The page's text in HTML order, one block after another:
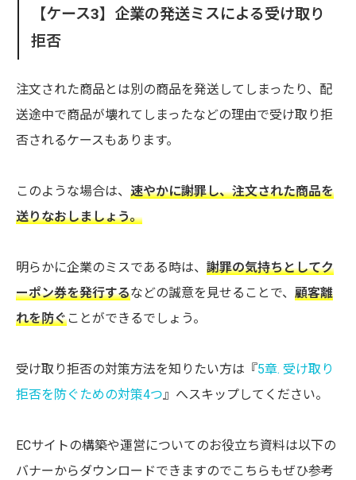
【ケース3】企業の発送ミスによる受け取り
拒否
注文された商品とは別の商品を発送してしまったり、配
送途中で商品が壊れてしまったなどの理由で受け取り拒
否されるケースもあります。
このような場合は、 速やかに謝罪し、注文された商品を
送りなおしましょう。
明らかに企業のミスである時は、 謝罪の気持ちとしてク
ーポン券を発行するなどの誠意を見せることで、 顧客離
れを防ぐことができるでしょう。
受け取り拒否の対策方法を知りたい方は『5章. 受け取り
拒否を防ぐための対策4つ』へスキップしてください。
ECサイトの構築や運営についてのお役立ち資料は以下の
バナーからダウンロードできますのでこちらもぜひ参考